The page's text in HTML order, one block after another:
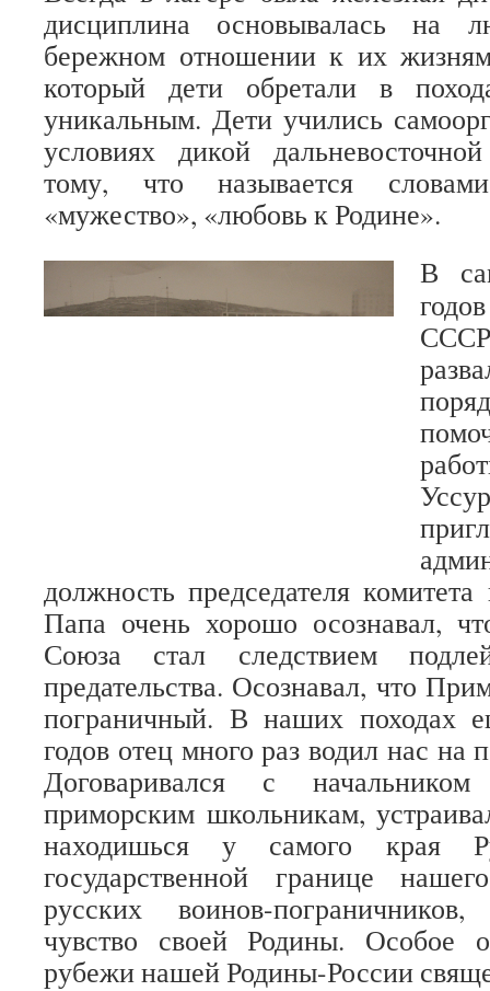
дисциплина основывалась на
бережном отношении к их
который дети обретали в
уникальным. Дети учились
условиях дикой
тому, что называется
«мужество», «любовь к Родине».
В
должность председателя
Папа очень хорошо осознавал,
Союза стал следствием
предательства. Осознавал, что
пограничный. В наших походах
годов отец много раз водил нас на
Договаривался с
приморским школьникам,
находишься у самого края
государственной границе
русских воинов-
чувство своей Родины. Особое
рубежи нашей Родины-России